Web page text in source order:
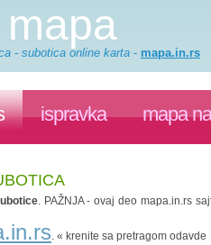
- subotica online karta - mapa.in.rs
ispravka mapa
. PAŽNJA - ovaj deo mapa.in.rs
. « krenite sa pretragom odavde